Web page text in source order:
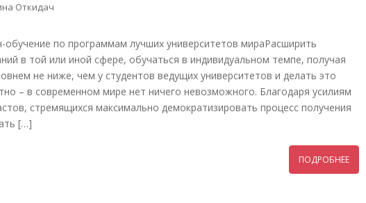
Откидач
обучение по программам лучших университетов мираРасширить
в той или иной сфере, обучаться в индивидуальном темпе, получая
не ниже, чем у студентов ведущих университетов и делать это
– в современном мире нет ничего невозможного. Благодаря усилиям
стремящихся максимально демократизировать процесс получения
[…]
ПОДРОБНЕЕ